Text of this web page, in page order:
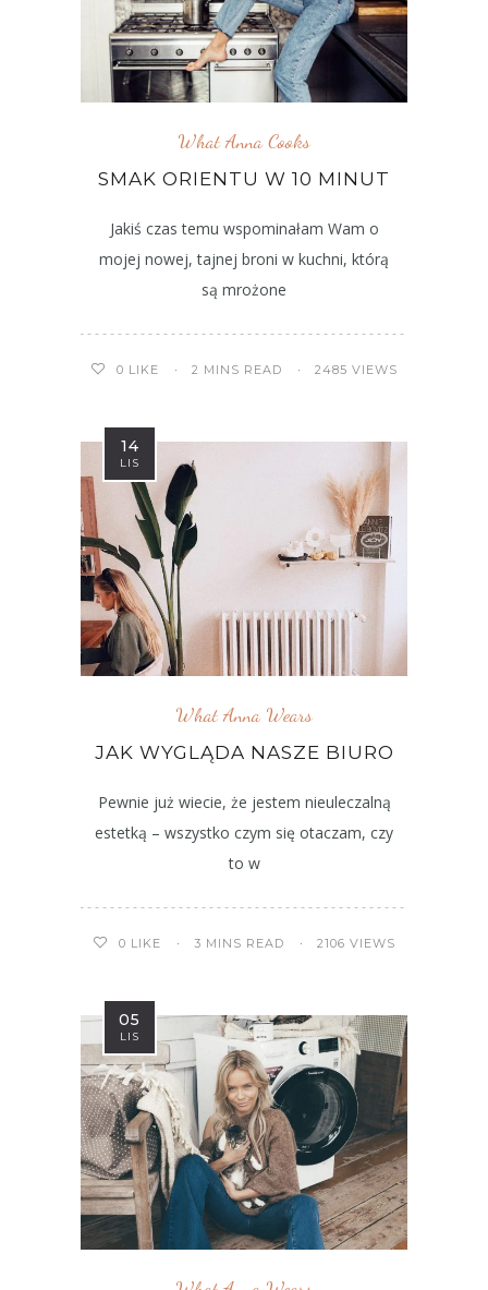
What Anna Cooks
SMAK ORIENTU W 10 MINUT
Jakiś czas temu wspominałam Wam o
mojej nowej, tajnej broni w kuchni, którą
są mrożone
0 LIKE 2 MINS READ 2485 VIEWS
14
LIS
What Anna Wears
JAK WYGLĄDA NASZE BIURO
Pewnie już wiecie, że jestem nieuleczalną
estetką – wszystko czym się otaczam, czy
to w
0 LIKE 3 MINS READ 2106 VIEWS
05
LIS